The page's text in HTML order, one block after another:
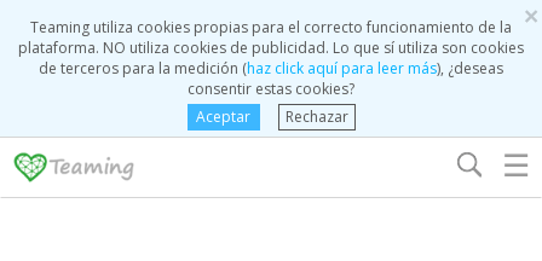
×
Teaming utiliza cookies propias para el correcto funcionamiento de la
plataforma. NO utiliza cookies de publicidad. Lo que sí utiliza son cookies
de terceros para la medición (haz click aquí para leer más), ¿deseas
consentir estas cookies?
Aceptar
Rechazar
☰